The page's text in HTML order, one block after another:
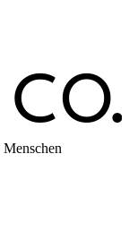
C O.